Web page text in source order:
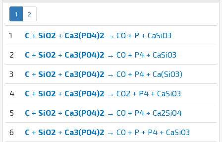
1 2
1 C + SiO2 + Ca3(PO4)2 → CO + P + CaSiO3
2 C + SiO2 + Ca3(PO4)2 → CO + P4 + CaSiO3
3 C + SiO2 + Ca3(PO4)2 → CO + P4 + Ca(SiO3)
4 C + SiO2 + Ca3(PO4)2 → CO2 + P4 + CaSiO3
5 C + SiO2 + Ca3(PO4)2 → CO + P4 + Ca2SiO4
6 C + SiO2 + Ca3(PO4)2 → CO + P + P4 + CaSiO3